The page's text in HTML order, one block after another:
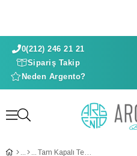
0(212) 246 21 21
Sipariş Takip
Neden Argento?
Tam Kapalı Tesettür Takımı